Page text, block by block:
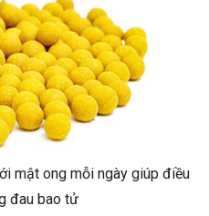
mật ong mỗi ngày giúp điều
đau bao tử